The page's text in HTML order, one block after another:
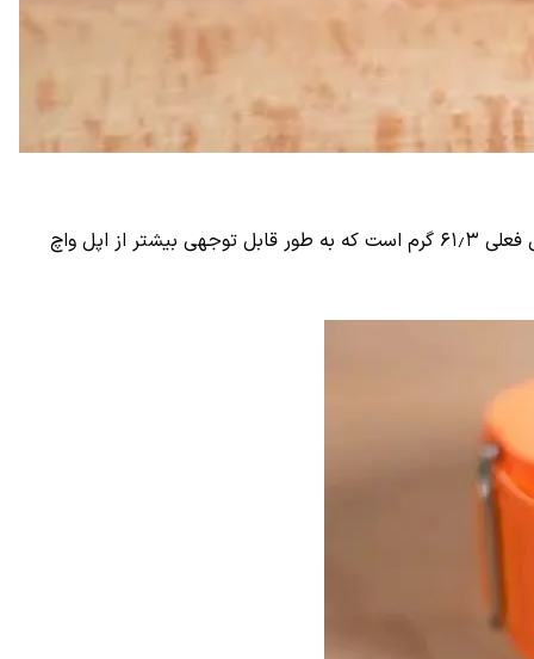
کاربری که این خبر را منتشر کرده، ادعا کرده که اپل واچ اولترای جدید، امسال نسبت به مدل قبلی خود وزن کمتری خواهد داشت. وزن مدل فعلی ۶۱٫۳ گرم است که به طور قابل توجهی بیشتر از اپل واچ